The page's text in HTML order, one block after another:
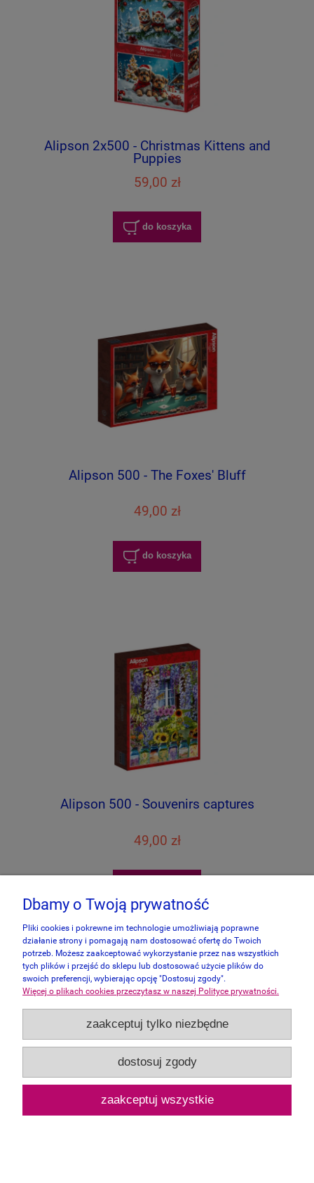
Alipson 2x500 - Christmas Kittens and
Puppies
59,00 zł
do koszyka
Alipson 500 - The Foxes' Bluff
49,00 zł
do koszyka
Alipson 500 - Souvenirs captures
49,00 zł
Dbamy o Twoją prywatność
Pliki cookies i pokrewne im technologie umożliwiają poprawne
działanie strony i pomagają nam dostosować ofertę do Twoich
potrzeb. Możesz zaakceptować wykorzystanie przez nas wszystkich
tych plików i przejść do sklepu lub dostosować użycie plików do
swoich preferencji, wybierając opcję "Dostosuj zgody".
Więcej o plikach cookies przeczytasz w naszej Polityce prywatności.
zaakceptuj tylko niezbędne
dostosuj zgody
zaakceptuj wszystkie